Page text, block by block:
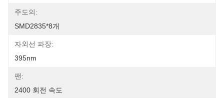
주도의:
SMD2835*8개
자외선 파장:
395nm
팬:
2400 회전 속도